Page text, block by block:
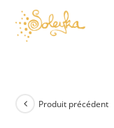
content
Produit précédent